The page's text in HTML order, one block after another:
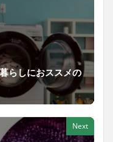
らしにおススメの
Next